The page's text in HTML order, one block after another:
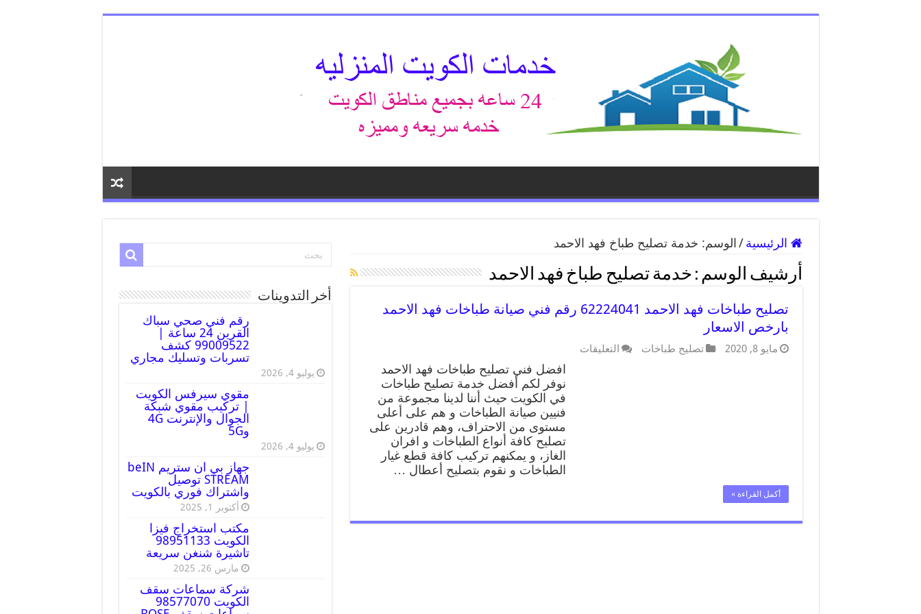
الرئيسية / الوسم: خدمة تصليح طباخ فهد الاحمد
أرشيف الوسم : خدمة تصليح طباخ فهد الاحمد
تصليح طباخات فهد الاحمد 62224041 رقم فني صيانة طباخات فهد الاحمد
بارخص الاسعار
مايو 8, 2020 تصليح طباخات التعليقات
افضل فني تصليح طباخات فهد الاحمد
نوفر لكم أفضل خدمة تصليح طباخات
في الكويت حيث أننا لدينا مجموعة من
فنيين صيانة الطباخات و هم على أعلى
مستوى من الاحتراف، وهم قادرين على
تصليح كافة أنواع الطباخات و افران
الغاز، و يمكنهم تركيب كافة قطع غيار
الطباخات و نقوم بتصليح أعطال …
أكمل القراءة »
أخر التدوينات
رقم فني صحي سباك
القرين 24 ساعة |
99009522 كشف
تسربات وتسليك مجاري
يوليو 4, 2026
مقوي سيرفس الكويت
| تركيب مقوي شبكة
الجوال والإنترنت 4G
و5G
يوليو 4, 2026
جهاز بي ان ستريم beIN
STREAM توصيل
واشتراك فوري بالكويت
أكتوبر 1, 2025
مكتب استخراج فيزا
الكويت 98951133
تاشيرة شنغن سريعة
مارس 26, 2025
شركة سماعات سقف
الكويت 98577070